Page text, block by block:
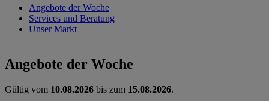
Angebote der Woche
Services und Beratung
Unser Markt
Angebote der Woche
Gültig vom 10.08.2026 bis zum 15.08.2026.